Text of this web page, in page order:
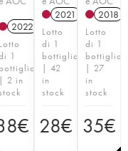
T
2022 T
Lotto
1
bottiglia
| 2 in
stock
€
2021
T
Lotto
di 1
bottiglia
| 42
in
stock
28€
2018
Lotto
di 1
bottiglia
| 27
in
stock
35€